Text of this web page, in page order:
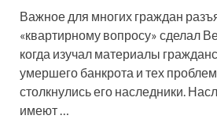
Важное для многих граждан
«квартирному вопросу» сделал
когда изучал материалы
умершего банкрота и тех
столкнулись его наследники.
имеют …